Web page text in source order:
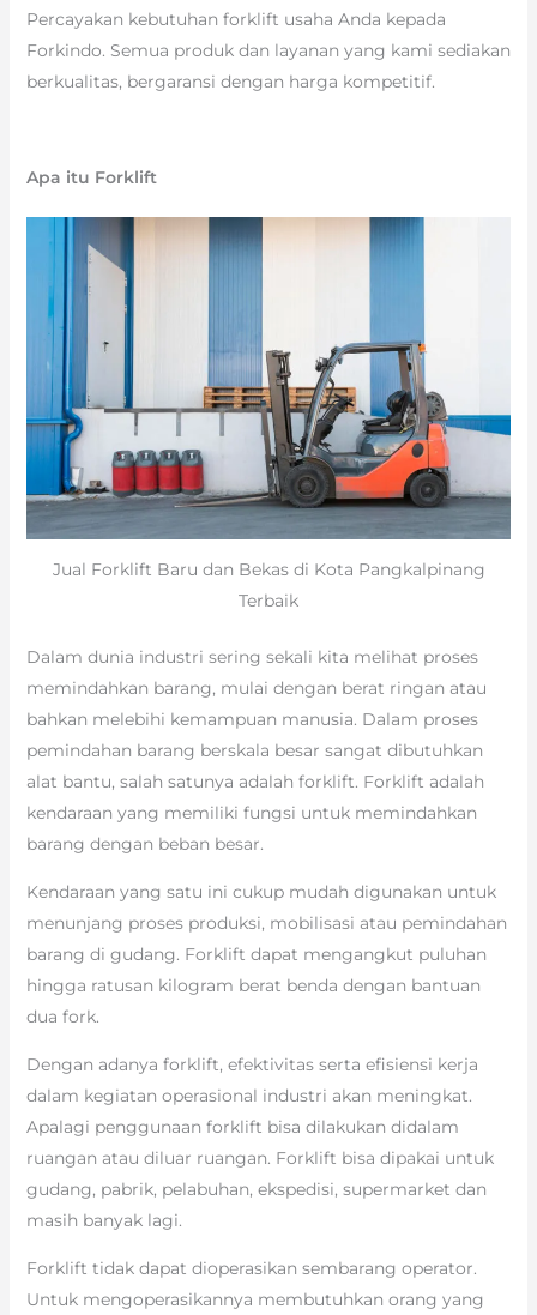
Percayakan kebutuhan forklift usaha Anda kepada
Forkindo. Semua produk dan layanan yang kami sediakan
berkualitas, bergaransi dengan harga kompetitif.
Apa itu Forklift
Jual Forklift Baru dan Bekas di Kota Pangkalpinang
Terbaik
Dalam dunia industri sering sekali kita melihat proses
memindahkan barang, mulai dengan berat ringan atau
bahkan melebihi kemampuan manusia. Dalam proses
pemindahan barang berskala besar sangat dibutuhkan
alat bantu, salah satunya adalah forklift. Forklift adalah
kendaraan yang memiliki fungsi untuk memindahkan
barang dengan beban besar.
Kendaraan yang satu ini cukup mudah digunakan untuk
menunjang proses produksi, mobilisasi atau pemindahan
barang di gudang. Forklift dapat mengangkut puluhan
hingga ratusan kilogram berat benda dengan bantuan
dua fork.
Dengan adanya forklift, efektivitas serta efisiensi kerja
dalam kegiatan operasional industri akan meningkat.
Apalagi penggunaan forklift bisa dilakukan didalam
ruangan atau diluar ruangan. Forklift bisa dipakai untuk
gudang, pabrik, pelabuhan, ekspedisi, supermarket dan
masih banyak lagi.
Forklift tidak dapat dioperasikan sembarang operator.
Untuk mengoperasikannya membutuhkan orang yang